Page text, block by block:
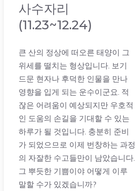
사수자리
(11.23~12.24)
큰 산의 정상에 떠오른 태양이 그
위세를 떨치는 형상입니다. 보기
드문 현자나 후덕한 인물을 만나
영향을 입게 되는 운수이군요. 적
잖은 어려움이 예상되지만 우호적
인 도움의 손길을 기대할 수 있는
하루가 될 것입니다. 충분히 준비
가 되었으므로 이제 번창하는 과정
의 자잘한 수고들만이 남았습니다.
그 뿌듯한 기쁨이야 어떻게 이루
말할 수가 있겠습니까?